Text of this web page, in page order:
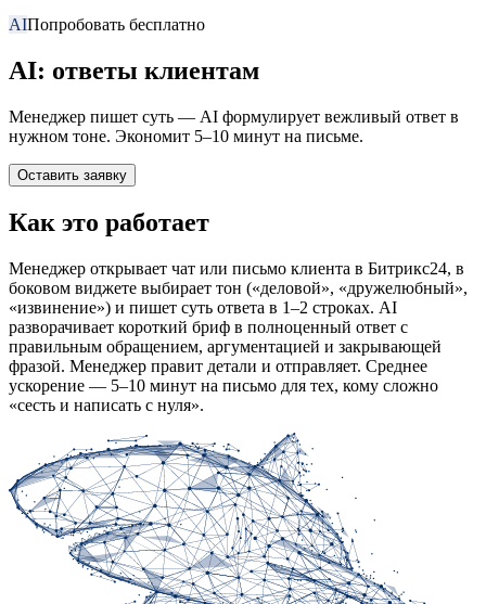
AIПопробовать бесплатно
AI: ответы клиентам
Менеджер пишет суть — AI формулирует вежливый ответ в
нужном тоне. Экономит 5–10 минут на письме.
Оставить заявку
Как это работает
Менеджер открывает чат или письмо клиента в Битрикс24, в
боковом виджете выбирает тон («деловой», «дружелюбный»,
«извинение») и пишет суть ответа в 1–2 строках. AI
разворачивает короткий бриф в полноценный ответ с
правильным обращением, аргументацией и закрывающей
фразой. Менеджер правит детали и отправляет. Среднее
ускорение — 5–10 минут на письмо для тех, кому сложно
«сесть и написать с нуля».